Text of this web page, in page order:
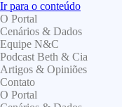
Ir para o conteúdo
O Portal
Cenários & Dados
Equipe N&C
Podcast Beth & Cia
Artigos & Opiniões
Contato
O Portal